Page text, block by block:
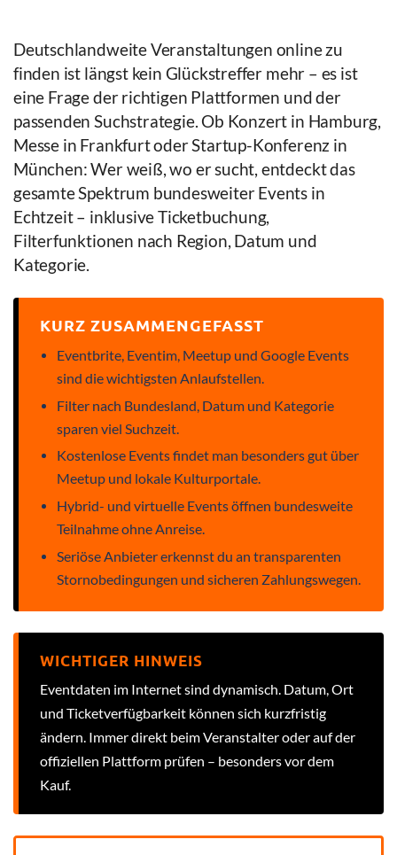
Deutschlandweite Veranstaltungen online zu
finden ist längst kein Glückstreffer mehr – es ist
eine Frage der richtigen Plattformen und der
passenden Suchstrategie. Ob Konzert in Hamburg,
Messe in Frankfurt oder Startup-Konferenz in
München: Wer weiß, wo er sucht, entdeckt das
gesamte Spektrum bundesweiter Events in
Echtzeit – inklusive Ticketbuchung,
Filterfunktionen nach Region, Datum und
Kategorie.
KURZ ZUSAMMENGEFASST
Eventbrite, Eventim, Meetup und Google Events
sind die wichtigsten Anlaufstellen.
Filter nach Bundesland, Datum und Kategorie
sparen viel Suchzeit.
Kostenlose Events findet man besonders gut über
Meetup und lokale Kulturportale.
Hybrid- und virtuelle Events öffnen bundesweite
Teilnahme ohne Anreise.
Seriöse Anbieter erkennst du an transparenten
Stornobedingungen und sicheren Zahlungswegen.
WICHTIGER HINWEIS
Eventdaten im Internet sind dynamisch. Datum, Ort
und Ticketverfügbarkeit können sich kurzfristig
ändern. Immer direkt beim Veranstalter oder auf der
offiziellen Plattform prüfen – besonders vor dem
Kauf.